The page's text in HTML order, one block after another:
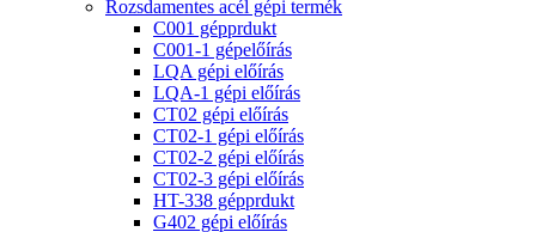
Rozsdamentes acél gépi termék
C001 gépprdukt
C001-1 gépelőírás
LQA gépi előírás
LQA-1 gépi előírás
CT02 gépi előírás
CT02-1 gépi előírás
CT02-2 gépi előírás
CT02-3 gépi előírás
HT-338 gépprdukt
G402 gépi előírás